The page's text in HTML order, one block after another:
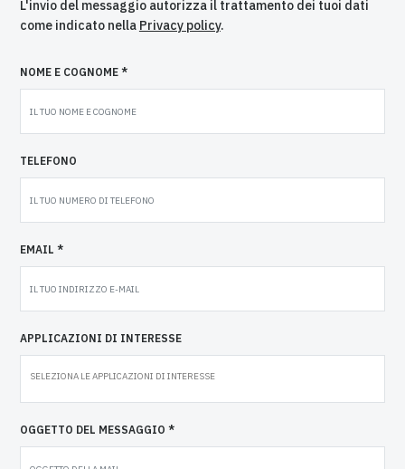
L'invio del messaggio autorizza il trattamento dei tuoi dati
come indicato nella Privacy policy.
NOME E COGNOME *
TELEFONO
EMAIL *
APPLICAZIONI DI INTERESSE
OGGETTO DEL MESSAGGIO *